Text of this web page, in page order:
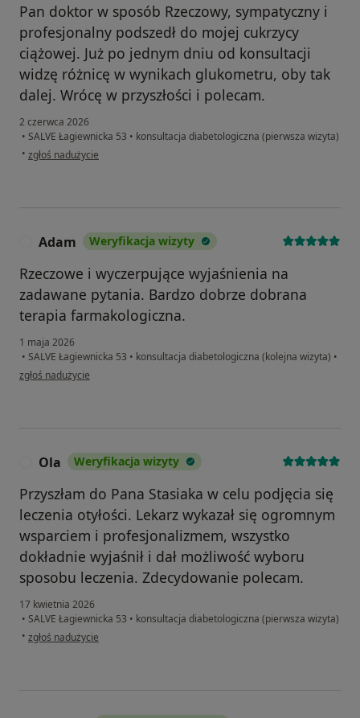
Pan doktor w sposób Rzeczowy, sympatyczny i
profesjonalny podszedł do mojej cukrzycy
ciążowej. Już po jednym dniu od konsultacji
widzę różnicę w wynikach glukometru, oby tak
dalej. Wrócę w przyszłości i polecam.
2 czerwca 2026
• SALVE Łagiewnicka 53 • konsultacja diabetologiczna (pierwsza wizyta)
• w opinii użytkownika KB
zgłoś nadużycie
Adam Weryfikacja wizyty
Rzeczowe i wyczerpujące wyjaśnienia na
zadawane pytania. Bardzo dobrze dobrana
terapia farmakologiczna.
1 maja 2026
• SALVE Łagiewnicka 53 • konsultacja diabetologiczna (kolejna wizyta) •
w opinii użytkownika Adam
zgłoś nadużycie
Ola Weryfikacja wizyty
Przyszłam do Pana Stasiaka w celu podjęcia się
leczenia otyłości. Lekarz wykazał się ogromnym
wsparciem i profesjonalizmem, wszystko
dokładnie wyjaśnił i dał możliwość wyboru
sposobu leczenia. Zdecydowanie polecam.
17 kwietnia 2026
• SALVE Łagiewnicka 53 • konsultacja diabetologiczna (pierwsza wizyta)
• w opinii użytkownika Ola
zgłoś nadużycie